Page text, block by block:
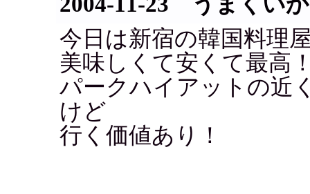
今日は新宿の韓国料理
美味しくて安くて最高
パークハイアットの近
けど
行く価値あり！